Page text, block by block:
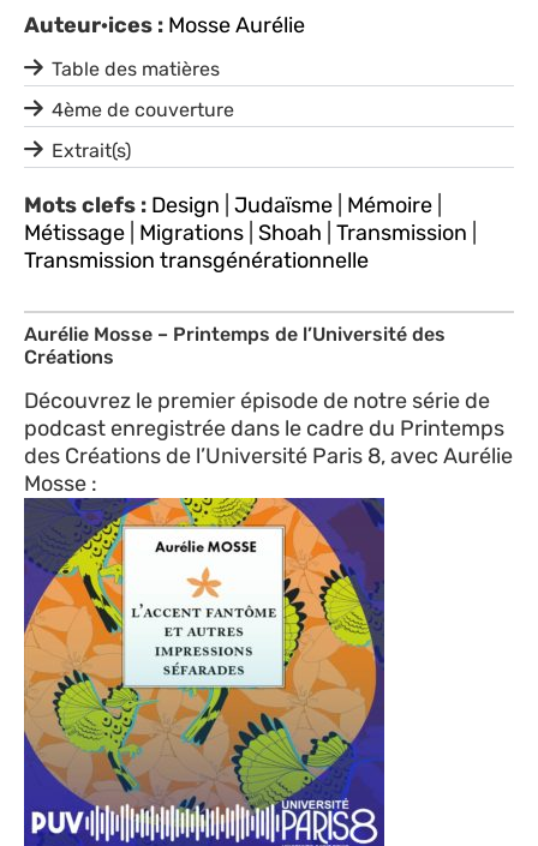
Auteur·ices : Mosse Aurélie
Table des matières
4ème de couverture
Extrait(s)
Mots clefs : Design Judaïsme Mémoire
Métissage Migrations Shoah Transmission
Transmission transgénérationnelle
Aurélie Mosse – Printemps de l’Université des
Créations
Découvrez le premier épisode de notre série de
podcast enregistrée dans le cadre du Printemps
des Créations de l’Université Paris 8, avec Aurélie
Mosse :